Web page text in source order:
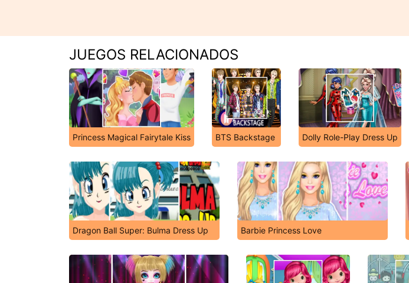
JUEGOS RELACIONADOS
Princess Magical Fairytale Kiss BTS Backstage Dolly Role-Play Dress Up
Dragon Ball Super: Bulma Dress Up Barbie Princess Love